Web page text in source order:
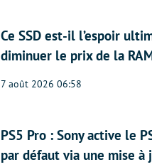
Ce SSD est-il l’espoir
diminuer le prix de la
7 août 2026 06:58
PS5 Pro : Sony active le
par défaut via une mise à